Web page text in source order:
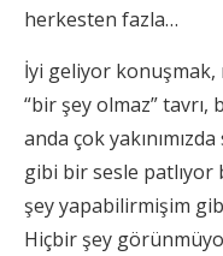
herkesten fazla…
İyi geliyor konuşmak,
“bir şey olmaz”
anda çok
gibi bir sesle patlıyor
şey yapabilirmişim
Hiçbir şey